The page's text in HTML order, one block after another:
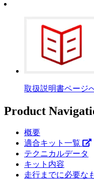
取扱説明書ページ
Product
概要
適合キット一覧
テクニカルデータ
キット内容
走行までに必要な